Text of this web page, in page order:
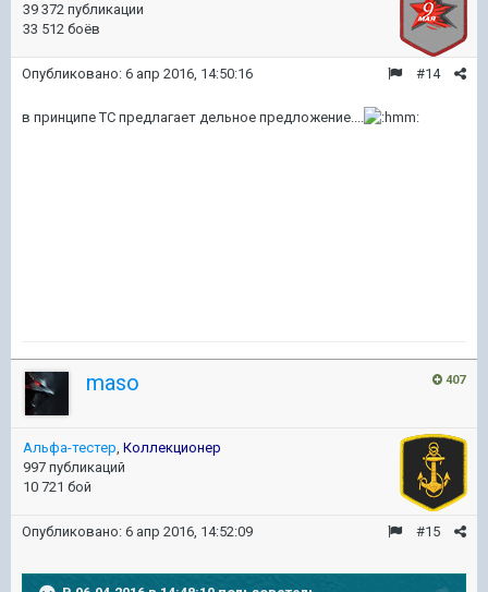
39 372 публикации
33 512 боёв
#14
Опубликовано: 6 апр 2016, 14:50:16
в принципе ТС предлагает дельное предложение....
407
maso
Альфа-тестер Коллекционер
997 публикаций
10 721 бой
#15
Опубликовано: 6 апр 2016, 14:52:09